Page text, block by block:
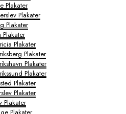
Plakater
Plakater
Plakater
Plakater
Plakater
Plakater
Plakater
Plakater
Plakater
Plakater
Plakater